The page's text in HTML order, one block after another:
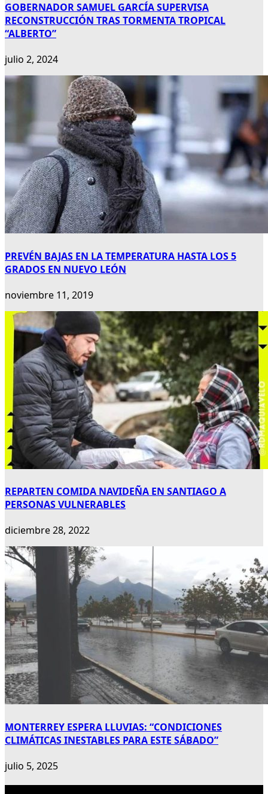
GOBERNADOR SAMUEL GARCÍA SUPERVISA
RECONSTRUCCIÓN TRAS TORMENTA TROPICAL
“ALBERTO”
julio 2, 2024
PREVÉN BAJAS EN LA TEMPERATURA HASTA LOS 5
GRADOS EN NUEVO LEÓN
noviembre 11, 2019
REPARTEN COMIDA NAVIDEÑA EN SANTIAGO A
PERSONAS VULNERABLES
diciembre 28, 2022
MONTERREY ESPERA LLUVIAS: “CONDICIONES
CLIMÁTICAS INESTABLES PARA ESTE SÁBADO”
julio 5, 2025